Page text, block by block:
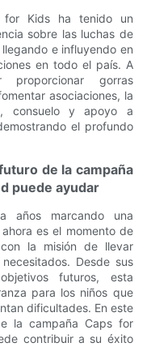
for Kids ha tenido un
sobre las luchas de
e influyendo en
en todo el país. A
gorras
asociaciones, la
consuelo y apoyo a
el profundo
de la campaña
puede ayudar
años marcando una
es el momento de
la misión de llevar
Desde sus
futuros, esta
para los niños que
dificultades. En este
la campaña Caps for
contribuir a su éxito